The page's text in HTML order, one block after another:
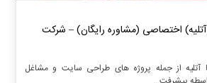
اختصاصی (مشاوره رایگان) – شرکت
از جمله پروژه های طراحی سایت و مشاغل